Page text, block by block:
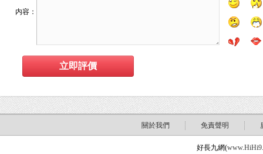
内容：
關於我們 免責聲明
好長九網(